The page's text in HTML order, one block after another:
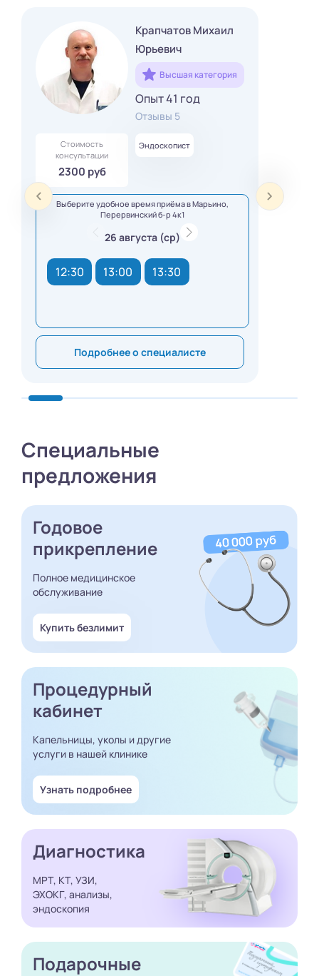
Крапчатов Михаил
Юрьевич
Высшая категория
Опыт 41 год
Отзывы 5
Стоимость
консультации
2300 руб
Эндоскопист
Выберите удобное время приёма в Марьино,
Перервинский б-р 4к1
26 августа (ср)
12:30 13:00 13:30
Подробнее о специалисте
Специальные
предложения
Годовое
прикрепление
Полное медицинское
обслуживание
Купить безлимит
Процедурный
кабинет
Капельницы, уколы и другие
услуги в нашей клинике
Узнать подробнее
Диагностика
МРТ, КТ, УЗИ,
ЭХОКГ, анализы,
эндоскопия
Подарочные